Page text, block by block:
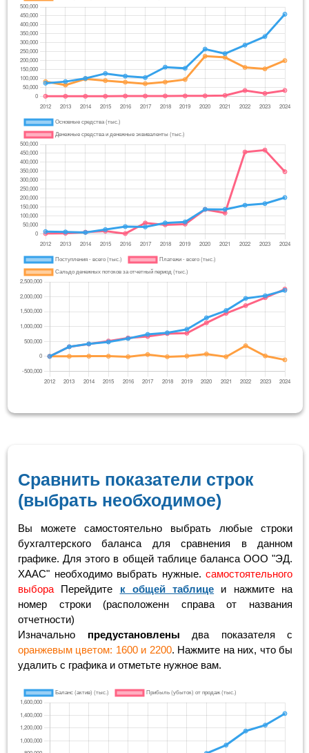
Сравнить показатели строк
(выбрать необходимое)
Вы можете самостоятельно выбрать любые строки
бухгалтерского баланса для сравнения в данном
графике. Для этого в общей таблице баланса ООО "ЭД.
ХААС" необходимо выбрать нужные. самостоятельного
выбора Перейдите к общей таблице и нажмите на
номер строки (расположенн справа от названия
отчетности)
Изначально предустановлены два показателя с
оранжевым цветом: 1600 и 2200. Нажмите на них, что бы
удалить с графика и отметьте нужное вам.